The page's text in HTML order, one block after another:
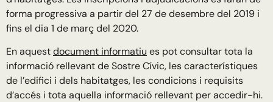
forma progressiva a partir del 27 de desembre del 2019 i
fins el dia 1 de març del 2020.
En aquestdocument informatiu es pot consultar tota la
informació rellevant de Sostre Cívic, les característiques
de l’edifici i dels habitatges, les condicions i requisits
d’accés i tota aquella informació rellevant per accedir-hi.